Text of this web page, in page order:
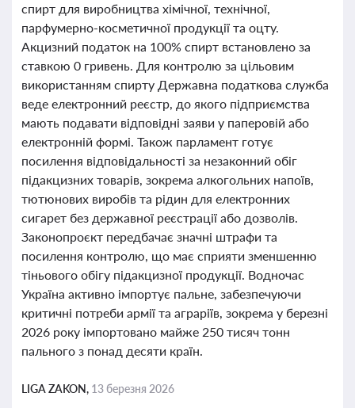
спирт для виробництва хімічної, технічної,
парфумерно-косметичної продукції та оцту.
Акцизний податок на 100% спирт встановлено за
ставкою 0 гривень. Для контролю за цільовим
використанням спирту Державна податкова служба
веде електронний реєстр, до якого підприємства
мають подавати відповідні заяви у паперовій або
електронній формі. Також парламент готує
посилення відповідальності за незаконний обіг
підакцизних товарів, зокрема алкогольних напоїв,
тютюнових виробів та рідин для електронних
сигарет без державної реєстрації або дозволів.
Законопроєкт передбачає значні штрафи та
посилення контролю, що має сприяти зменшенню
тіньового обігу підакцизної продукції. Водночас
Україна активно імпортує пальне, забезпечуючи
критичні потреби армії та аграріїв, зокрема у березні
2026 року імпортовано майже 250 тисяч тонн
пального з понад десяти країн.
LIGA ZAKON, 13 березня 2026